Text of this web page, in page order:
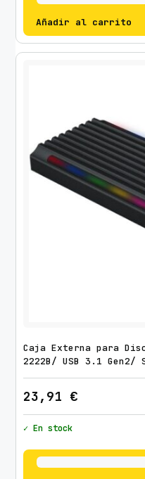
Añadir al carrito
Caja Externa para
2222B/ USB 3.1
23,91 €
✓ En stock